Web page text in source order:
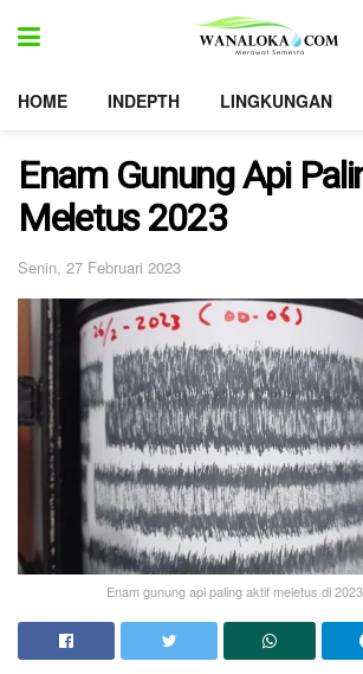
HOME INDEPTH LINGKUNGAN
Enam Gunung Api
Meletus 2023
Senin, 27 Februari 2023
Enam gunung api paling aktif meletus di